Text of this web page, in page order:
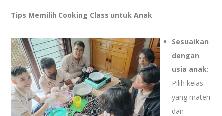
Tips Memilih Cooking Class untuk Anak
Sesuaikan
dengan
usia anak:
Pilih kelas
yang materi
dan